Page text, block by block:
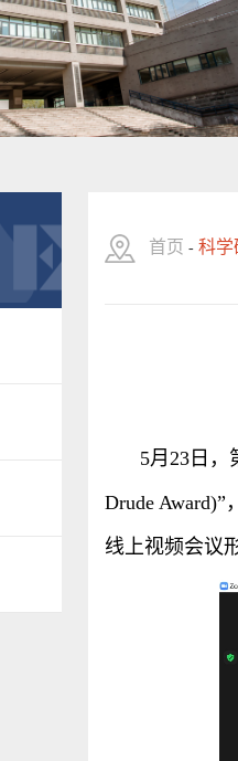
首页 - 科学
5月23日，
Drude
线上视频会议